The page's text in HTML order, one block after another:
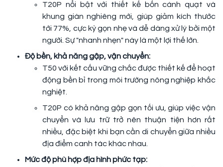
T20P nổi bật với thiết kế bốn cánh quạt và
khung giàn nghiêng mới, giúp giảm kích thước
tới 77%, cực kỳ gọn nhẹ và dễ dàng xử lý bởi một
người. Sự "nhanh nhẹn" này là một lợi thế lớn.
Độ bền, khả năng gập, vận chuyển:
T50 với kết cấu vững chắc được thiết kế để hoạt
động bền bỉ trong môi trường nông nghiệp khắc
nghiệt.
T20P có khả năng gập gọn tối ưu, giúp việc vận
chuyển và lưu trữ trở nên thuận tiện hơn rất
nhiều, đặc biệt khi bạn cần di chuyển giữa nhiều
địa điểm canh tác khác nhau.
Mức độ phù hợp địa hình phức tạp: